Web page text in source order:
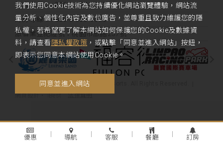
訂席專線：+886-3-328-8600
訂房專線：+886-3-328-5688
旅宿業登記證號：桃園市旅館237號
Copyright 2020 Fullon Hotels & Resorts. All Rights Reserved.
網頁設計‧iBest 法律聲明
我們使用Cookie技術為您持續優化網站瀏覽體驗，網站流
量分析、個性化內容及數位廣告，並尊重且致力維護您的隱
私權，若希望更了解本網站如何保護您的Cookie及數據資
料，請查看 隱私權政策 ，或點擊「同意並進入網站」按鈕，
即表示您同意本網站使用Cookie。
同意並進入網站
優惠 導航 客服 餐廳 訂房